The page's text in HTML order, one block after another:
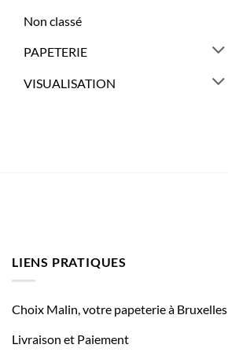
Non classé
PAPETERIE
VISUALISATION
LIENS PRATIQUES
Choix Malin, votre papeterie à Bruxelles
Livraison et Paiement